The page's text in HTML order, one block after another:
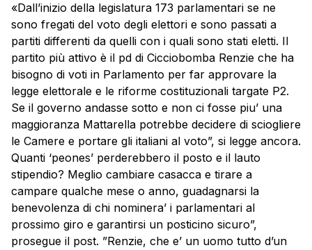
«Dall’inizio della legislatura 173 parlamentari se ne
sono fregati del voto degli elettori e sono passati a
partiti differenti da quelli con i quali sono stati eletti. Il
partito più attivo è il pd di Cicciobomba Renzie che ha
bisogno di voti in Parlamento per far approvare la
legge elettorale e le riforme costituzionali targate P2.
Se il governo andasse sotto e non ci fosse piu’ una
maggioranza Mattarella potrebbe decidere di sciogliere
le Camere e portare gli italiani al voto”, si legge ancora.
Quanti ‘peones’ perderebbero il posto e il lauto
stipendio? Meglio cambiare casacca e tirare a
campare qualche mese o anno, guadagnarsi la
benevolenza di chi nominera’ i parlamentari al
prossimo giro e garantirsi un posticino sicuro”,
prosegue il post. ”Renzie, che e’ un uomo tutto d’un